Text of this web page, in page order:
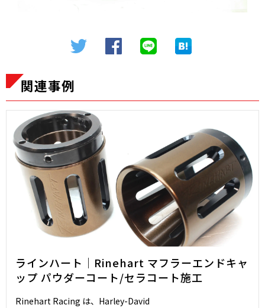
関連事例
ラインハート｜Rinehart マフラーエンドキャ
ップ パウダーコート/セラコート施工
Rinehart Racing は、Harley-David